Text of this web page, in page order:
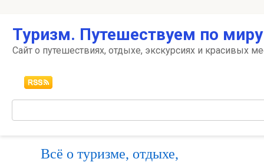
контенту
Туризм. Путешествуем по
Сайт о путешествиях, отдыхе, экскурсиях и красивых
Всё о туризме, отдыхе,